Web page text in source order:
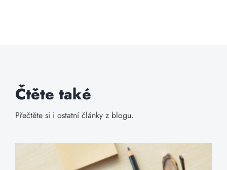
Čtěte také
Přečtěte si i ostatní články z blogu.